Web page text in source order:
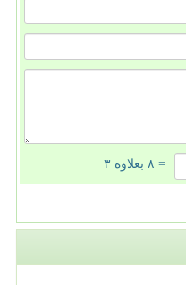
= ۸ بعلاوه ۳